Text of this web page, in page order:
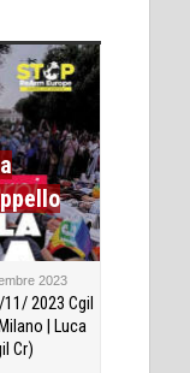
2023
2023 Cgil
| Luca
Cr)